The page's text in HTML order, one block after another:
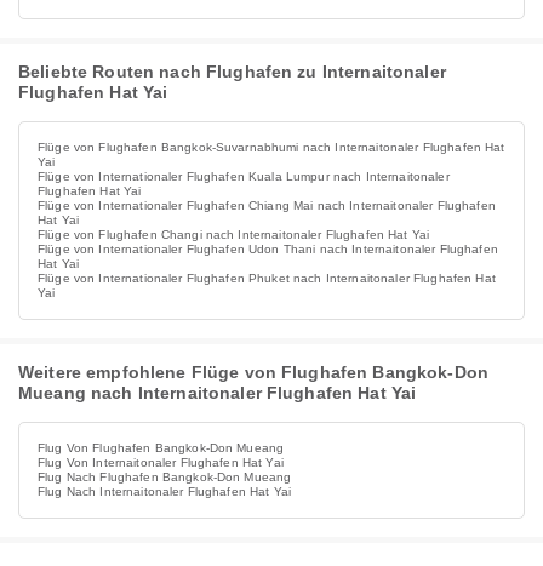
Beliebte Routen nach Flughafen zu Internaitonaler
Flughafen Hat Yai
Flüge von Flughafen Bangkok-Suvarnabhumi nach Internaitonaler Flughafen Hat
Yai
Flüge von Internationaler Flughafen Kuala Lumpur nach Internaitonaler
Flughafen Hat Yai
Flüge von Internationaler Flughafen Chiang Mai nach Internaitonaler Flughafen
Hat Yai
Flüge von Flughafen Changi nach Internaitonaler Flughafen Hat Yai
Flüge von Internationaler Flughafen Udon Thani nach Internaitonaler Flughafen
Hat Yai
Flüge von Internationaler Flughafen Phuket nach Internaitonaler Flughafen Hat
Yai
Weitere empfohlene Flüge von Flughafen Bangkok-Don
Mueang nach Internaitonaler Flughafen Hat Yai
Flug Von Flughafen Bangkok-Don Mueang
Flug Von Internaitonaler Flughafen Hat Yai
Flug Nach Flughafen Bangkok-Don Mueang
Flug Nach Internaitonaler Flughafen Hat Yai